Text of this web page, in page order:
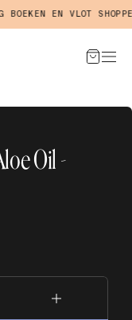
EN VLOT
Oil -